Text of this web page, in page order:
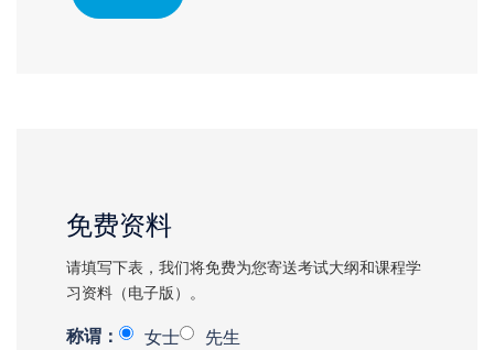
免费资料
请填写下表，我们将免费为您寄送考试大纲和课程学
习资料（电子版）。
称谓： 女士 先生